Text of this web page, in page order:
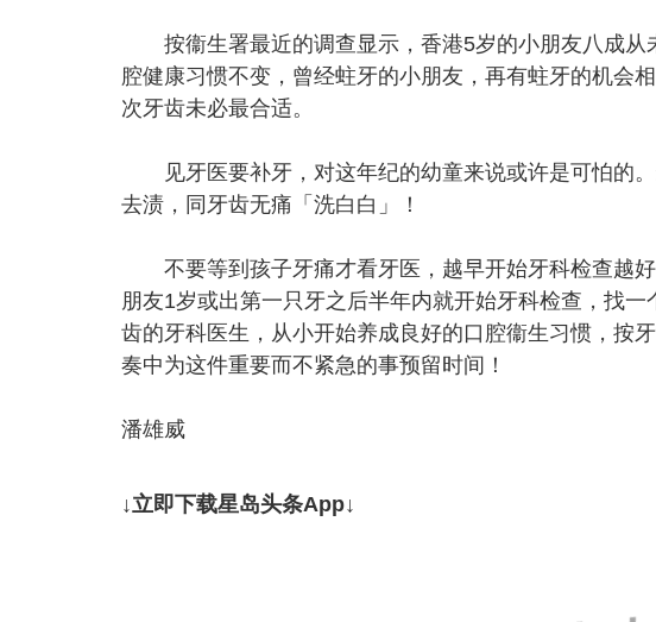
按衞生署最近的调查显示，香港5岁的小朋友八成从
腔健康习惯不变，曾经蛀牙的小朋友，再有蛀牙的机会
次牙齿未必最合适。
见牙医要补牙，对这年纪的幼童来说或许是可怕的
去渍，同牙齿无痛「洗白白」！
不要等到孩子牙痛才看牙医，越早开始牙科检查越
朋友1岁或出第一只牙之后半年内就开始牙科检查，找
齿的牙科医生，从小开始养成良好的口腔衞生习惯，按
奏中为这件重要而不紧急的事预留时间！
潘雄威
↓立即下载星岛头条App↓